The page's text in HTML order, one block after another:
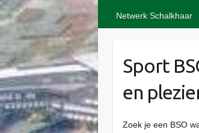
Netwerk Schalkhaar
Sport
en
Zoek je een BSO